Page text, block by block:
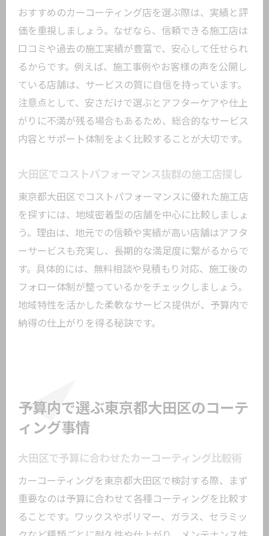
おすすめのカーコーティング店を選ぶ際は、実績と評
価を重視しましょう。なぜなら、信頼できる施工店は
口コミや過去の施工実績が豊富で、安心して任せられ
るからです。例えば、施工事例やお客様の声を公開し
ている店舗は、サービスの質に自信を持っています。
注意点として、安さだけで選ぶとアフターケアや仕上
がりに不満が残る場合もあるため、総合的なサービス
内容とサポート体制をよく比較することが大切です。
大田区でコストパフォーマンス抜群の施工店探し
東京都大田区でコストパフォーマンスに優れた施工店
を探すには、地域密着型の店舗を中心に比較しましょ
う。理由は、地元での信頼や実績が高い店舗はアフタ
ーサービスも充実し、長期的な満足度に繋がるからで
す。具体的には、無料相談や見積もり対応、施工後の
フォロー体制が整っているかをチェックしましょう。
地域特性を活かした柔軟なサービス提供が、予算内で
納得の仕上がりを得る秘訣です。
予算内で選ぶ東京都大田区のコーテ
ィング事情
大田区で予算に合わせたカーコーティング比較術
カーコーティングを東京都大田区で検討する際、まず
重要なのは予算に合わせて各種コーティングを比較す
ることです。ワックスやポリマー、ガラス、セラミッ